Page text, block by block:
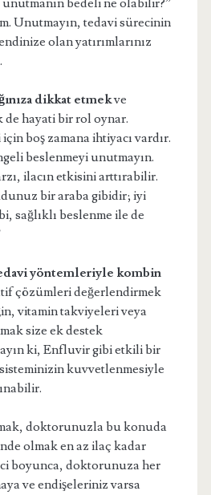
bedeli ne olabilir?”
Unutmayın, tedavi sürecinin
olan yatırımlarınız
dikkat etmekve
hayati bir rol oynar.
boş zamana ihtiyacı vardır.
beslenmeyi unutmayın.
ilacın etkisini arttırabilir.
bir araba gibidir; iyi
sağlıklı beslenme ile de
yöntemleriyle kombin
çözümleri değerlendirmek
vitamin takviyeleri veya
size ek destek
ki, Enfluvir gibi etkili bir
kuvvetlenmesiyle
doktorunuzla bu konuda
olmak en az ilaç kadar
boyunca, doktorunuza her
ve endişeleriniz varsa